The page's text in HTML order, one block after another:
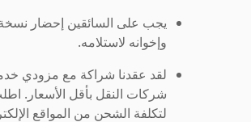
يجب على السائقين إحضار
وإخوانه لاستلامه.
لقد عقدنا شراكة مع مزودي
شركات النقل بأقل الأسعار.
لتكلفة الشحن من المواقع